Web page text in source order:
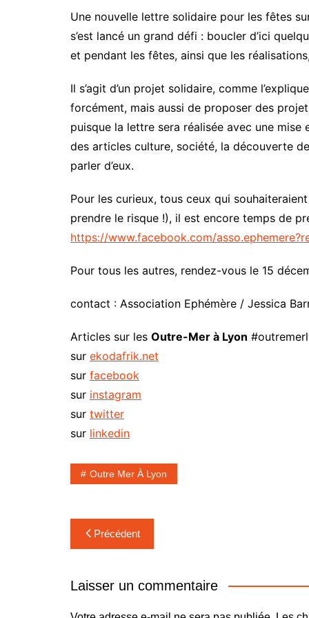
Nos Vidéos
Maquis
WakaTV
Point de vue
Sports
Une nouvelle lettre solidaire pour les fêtes
s’est lancé un grand défi : boucler d’ici
et pendant les fêtes, ainsi que les
Il s’agit d’un projet solidaire, comme
forcément, mais aussi de proposer des
puisque la lettre sera réalisée avec une
des articles culture, société, la découverte
parler d’eux.
Pour les curieux, tous ceux qui
prendre le risque !), il est encore temps de
https://www.facebook.com/
Pour tous les autres, rendez-vous le 15
contact : Association Ephémère / Jessica
Articles sur les Outre-Mer à Lyon
sur ekodafrik.net
sur facebook
sur instagram
sur twitter
sur linkedin
Outre Mer À Lyon
Navigation
de
l’article
Précédent
Laisser un commentaire